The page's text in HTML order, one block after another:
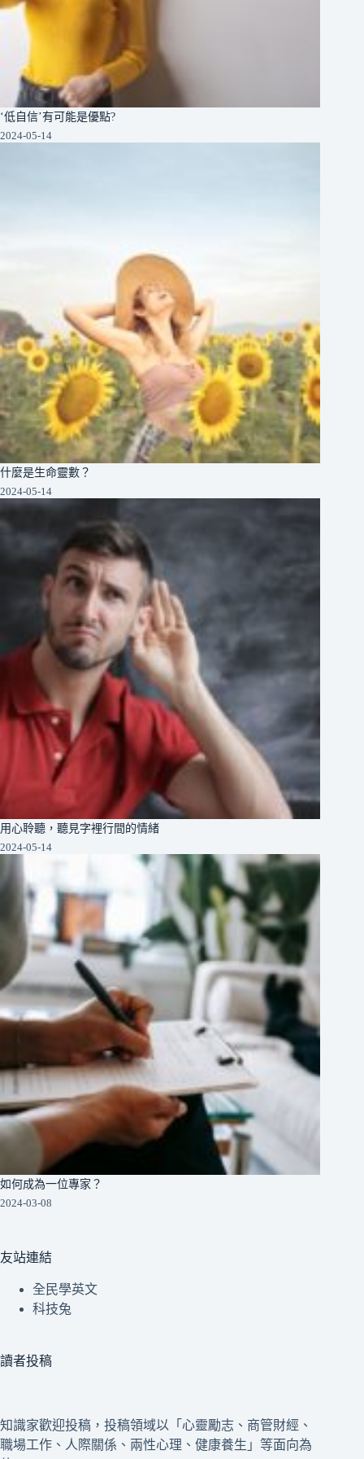
‘低自信’有可能是優點?
2024-05-14
什麼是生命靈數？
2024-05-14
用心聆聽，聽見字裡行間的情緒
2024-05-14
如何成為一位專家？
2024-03-08
友站連結
全民學英文
科技兔
讀者投稿
知識家歡迎投稿，投稿領域以「心靈勵志、商管財經、
職場工作、人際關係、兩性心理、健康養生」等面向為